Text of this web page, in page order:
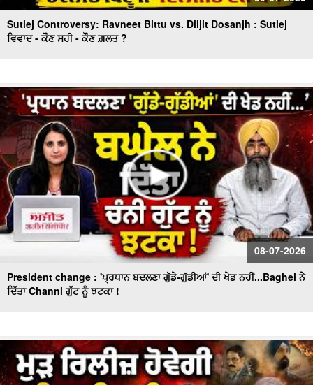
Sutlej Controversy: Ravneet Bittu vs. Diljit Dosanjh : Sutlej
ਵਿਵਾਦ - ਕੌਣ ਸਹੀ - ਕੌਣ ਗ਼ਲਤ ?
08-07-2026
President change : 'ਪ੍ਰਧਾਨ ਬਦਲਣਾ ਗੁੱਡੇ-ਗੁੱਡੀਆਂ' ਦੀ ਖੇਡ ਨਹੀਂ...Baghel ਨੇ
ਦਿੱਤਾ Channi ਗੁੱਟ ਨੂੰ ਝਟਕਾ !